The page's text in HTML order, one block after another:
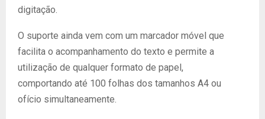
digitação.
O suporte ainda vem com um marcador móvel que
facilita o acompanhamento do texto e permite a
utilização de qualquer formato de papel,
comportando até 100 folhas dos tamanhos A4 ou
ofício simultaneamente.